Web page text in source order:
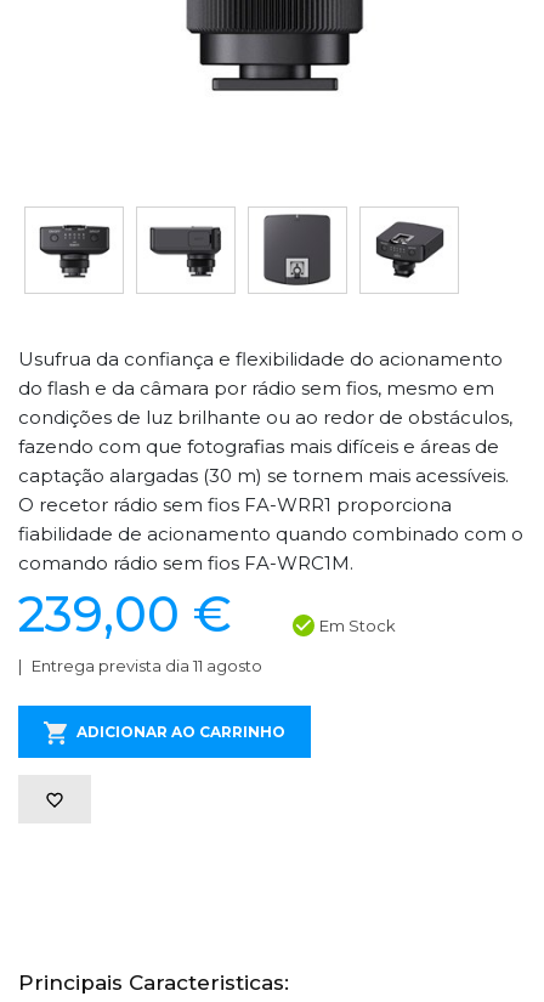
Usufrua da confiança e flexibilidade do acionamento
do flash e da câmara por rádio sem fios, mesmo em
condições de luz brilhante ou ao redor de obstáculos,
fazendo com que fotografias mais difíceis e áreas de
captação alargadas (30 m) se tornem mais acessíveis.
O recetor rádio sem fios FA-WRR1 proporciona
fiabilidade de acionamento quando combinado com o
comando rádio sem fios FA-WRC1M.
239,00 € Em Stock
Entrega prevista dia 11 agosto
ADICIONAR AO CARRINHO
Principais Caracteristicas: